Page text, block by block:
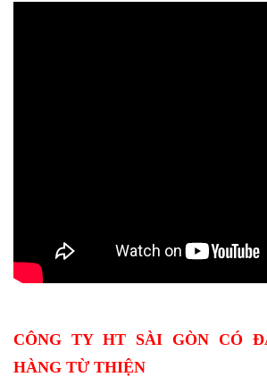
CÔNG TY HT SÀI GÒN CÓ
HÀNG TỪ THIỆN